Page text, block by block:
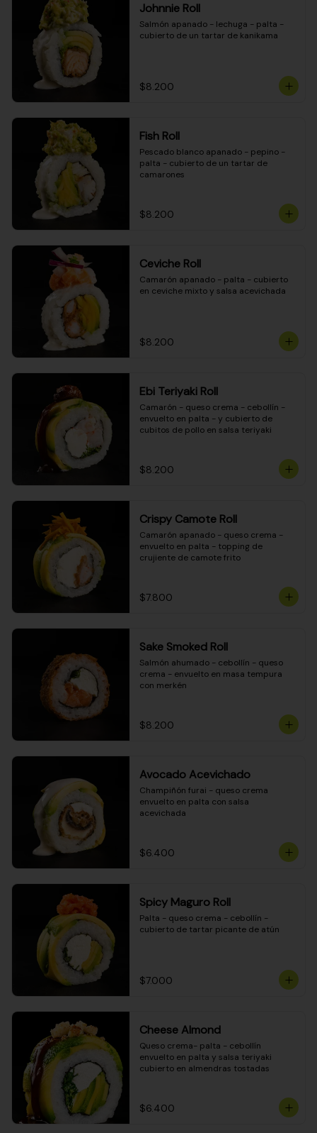
Johnnie Roll
Salmón apanado - lechuga - palta -
cubierto de un tartar de kanikama
$8.200
Fish Roll
Pescado blanco apanado - pepino -
palta - cubierto de un tartar de
camarones
$8.200
Ceviche Roll
Camarón apanado - palta - cubierto
en ceviche mixto y salsa acevichada
$8.200
Ebi Teriyaki Roll
Camarón - queso crema - cebollín -
envuelto en palta - y cubierto de
cubitos de pollo en salsa teriyaki
$8.200
Crispy Camote Roll
Camarón apanado - queso crema -
envuelto en palta - topping de
crujiente de camote frito
$7.800
Sake Smoked Roll
Salmón ahumado - cebollín - queso
crema - envuelto en masa tempura
con merkén
$8.200
Avocado Acevichado
Champiñón furai - queso crema
envuelto en palta con salsa
acevichada
$6.400
Spicy Maguro Roll
Palta - queso crema - cebollín -
cubierto de tartar picante de atún
$7.000
Cheese Almond
Queso crema- palta - cebollín
envuelto en palta y salsa teriyaki
cubierto en almendras tostadas
$6.400